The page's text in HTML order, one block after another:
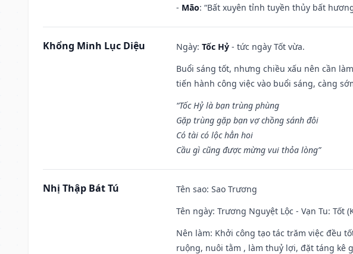
- Mão: “Bất xuyên tỉnh tuyền thủy bất
Khổng Minh Lục Diệu Ngày: Tốc Hỷ - tức ngày Tốt vừa.
Buổi sáng tốt, nhưng chiều xấu nên cần
tiến hành công việc vào buổi sáng, càng
“Tốc Hỷ là bạn trùng phùng
Gặp trùng gặp bạn vợ chồng sánh đôi
Có tài có lộc hẳn hoi
Cầu gì cũng được mừng vui thỏa lòng”
Nhị Thập Bát Tú Tên sao: Sao Trương
Tên ngày: Trương Nguyệt Lộc - Vạn Tu: Tốt
Nên làm: Khởi công tạo tác trăm việc đều
ruộng, nuôi tằm , làm thuỷ lợi, đặt táng kê